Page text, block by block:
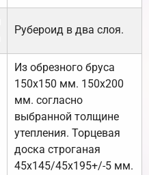
Рубероид в два слоя.
Из обрезного бруса
150х150 мм. 150х200
мм. согласно
выбранной толщине
утепления. Торцевая
доска строганая
45х145/45х195+/-5 мм.